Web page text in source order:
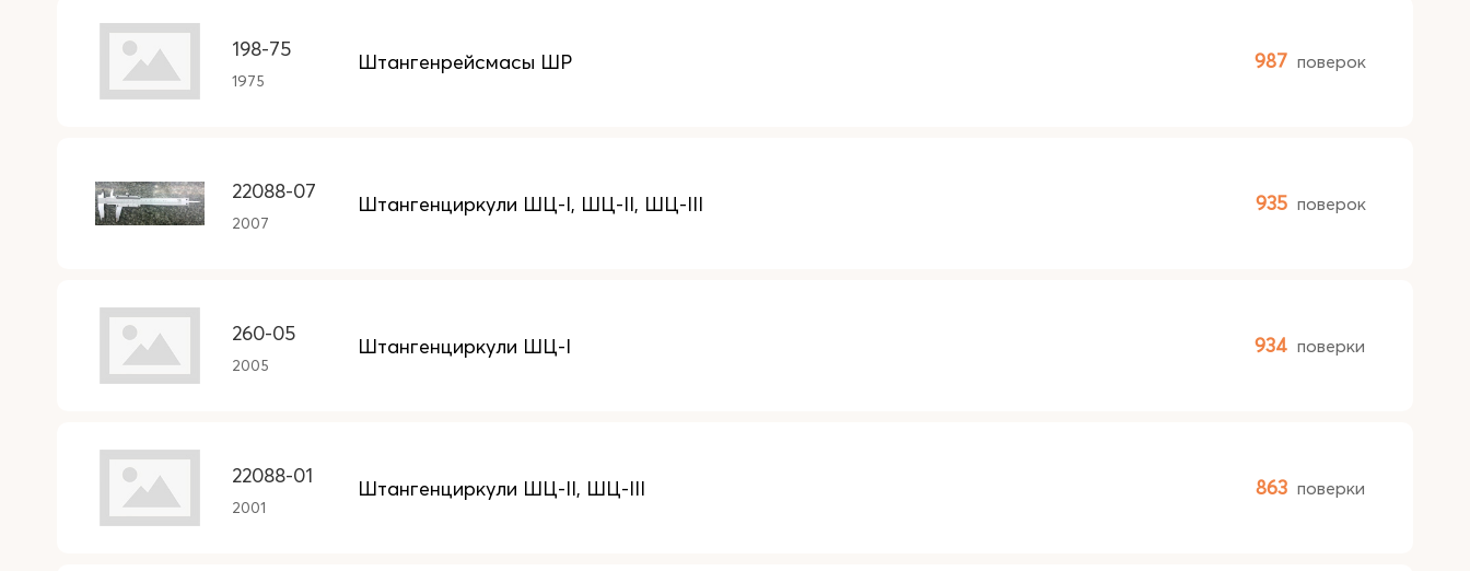
198-75
1975
Штангенрейсмасы ШР 987 поверок
22088-07
2007
Штангенциркули ШЦ-I, ШЦ-II, ШЦ-III 935 поверок
260-05
2005
Штангенциркули ШЦ-I 934 поверки
22088-01
2001
Штангенциркули ШЦ-II, ШЦ-III 863 поверки